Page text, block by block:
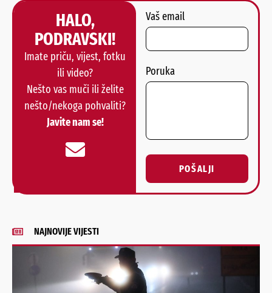
HALO,
PODRAVSKI!
Imate priču, vijest, fotku
ili video?
Nešto vas muči ili želite
nešto/nekoga pohvaliti?
Javite nam se!
Vaš email
Poruka
POŠALJI
Alternative:
NAJNOVIJE VIJESTI